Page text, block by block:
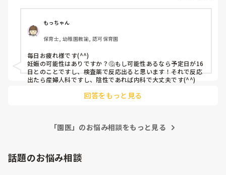
ないんです。
1６日あたりにくるはずが、きてません。(;゜0゜)
生理前だから下痢がおこったのか？？
それとも、もらい下痢なのか？(・・;)
婦人科？胃腸科？消化器内科？どれに行くべきですかね？
晩御飯は、食欲なくて食べてないです。(^o^;)
もっちゃん
保育士, 幼稚園教諭, 認可保育園
毎日お疲れ様です(^^)
妊娠の可能性はありですか？🤔もし可能性あるなら予定日が16
日とのことですし、検査薬で反応出ると思います！それで反応
出たら産婦人科ですし、陰性であれば内科で大丈夫です(^^)
回答をもっと見る
「園医」のお悩み相談をもっと見る
話題のお悩み相談